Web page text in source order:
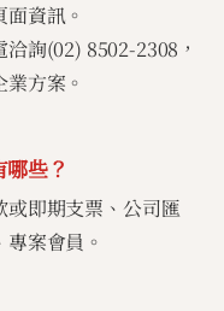
資訊。
洽詢(02) 8502-2308 ，
方案。
些？
或即期支票、公司匯
案會員。